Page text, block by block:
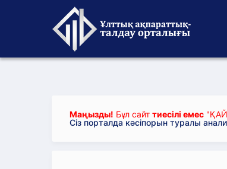
Маңызды! Бұл сайт тиесілі емес
Сіз порталда кәсіпорын туралы